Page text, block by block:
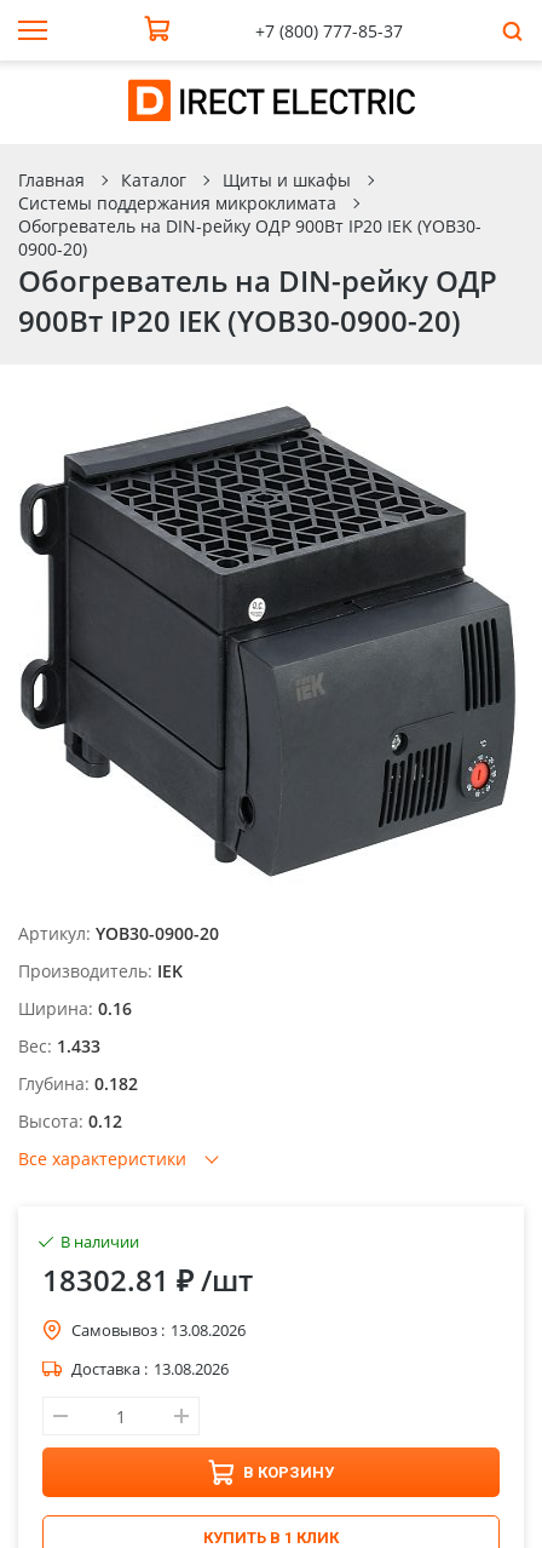
+7 (800) 777-85-37
Главная Каталог
Щиты и шкафы
Системы поддержания микроклимата
Обогреватель на DIN-рейку ОДР 900Вт IP20 IEK (YOB30-
0900-20)
Обогреватель на DIN-рейку ОДР
900Вт IP20 IEK (YOB30-0900-20)
Артикул: YOB30-0900-20
Производитель: IEK
Ширина: 0.16
Вес: 1.433
Глубина: 0.182
Высота: 0.12
Все характеристики
В наличии
18302.81 ₽/шт
Самовывоз : 13.08.2026
Доставка : 13.08.2026
В КОРЗИНУ
КУПИТЬ В 1 КЛИК